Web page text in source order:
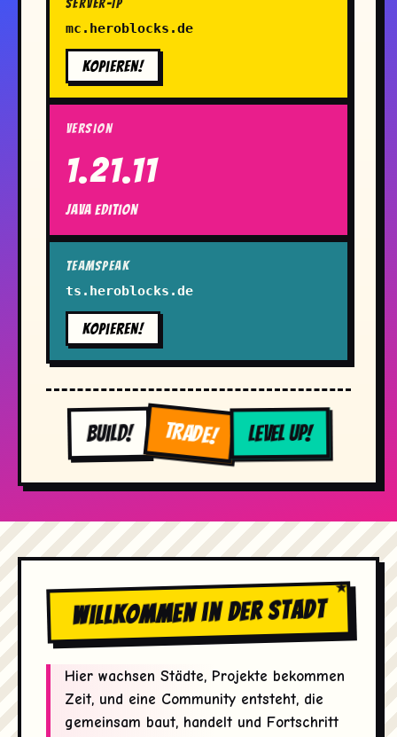
Server-IP
mc.heroblocks.de
Kopieren!
Version
1.21.11
Java Edition
TeamSpeak
ts.heroblocks.de
Kopieren!
BUILD! TRADE! LEVEL UP!
Willkommen in der Stadt
Hier wachsen Städte, Projekte bekommen
Zeit, und eine Community entsteht, die
gemeinsam baut, handelt und Fortschritt